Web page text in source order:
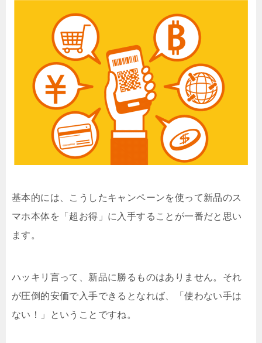
基本的には、こうしたキャンペーンを使って新品のス
マホ本体を「超お得」に入手することが一番だと思い
ます。
ハッキリ言って、新品に勝るものはありません。それ
が圧倒的安価で入手できるとなれば、「使わない手は
ない！」ということですね。